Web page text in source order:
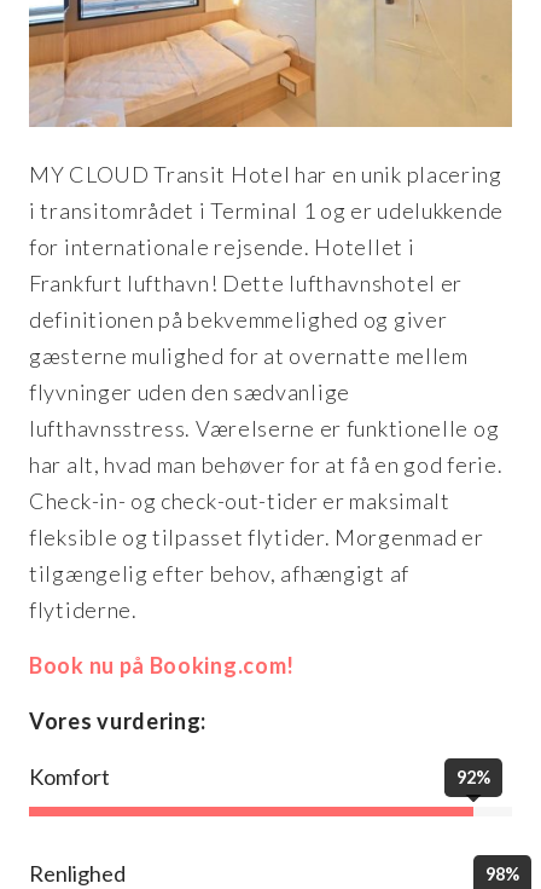
MY CLOUD Transit Hotel har en unik placering
i transitområdet i Terminal 1 og er udelukkende
for internationale rejsende. Hotellet i
Frankfurt lufthavn! Dette lufthavnshotel er
definitionen på bekvemmelighed og giver
gæsterne mulighed for at overnatte mellem
flyvninger uden den sædvanlige
lufthavnsstress. Værelserne er funktionelle og
har alt, hvad man behøver for at få en god ferie.
Check-in- og check-out-tider er maksimalt
fleksible og tilpasset flytider. Morgenmad er
tilgængelig efter behov, afhængigt af
flytiderne.
Book nu på Booking.com!
Vores vurdering:
Komfort 92%
Renlighed 98%